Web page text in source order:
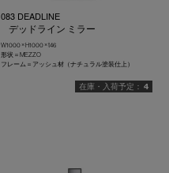
083 DEADLINE
デッドライン ミラー
W1000 × H1000 × t46
形状＝MEZZO
フレーム＝アッシュ材（ナチュラル塗装仕上）
4